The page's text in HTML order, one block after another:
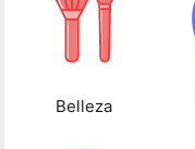
Belleza